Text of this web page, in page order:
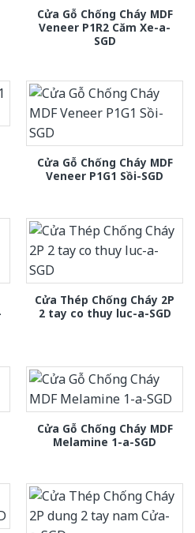
Cửa Gỗ Chống Cháy MDF
Veneer P1R2 Căm Xe-a-
SGD
Cửa Gỗ Chống Cháy MDF
Veneer P1G1 Sồi-SGD
Cửa Thép Chống Cháy 2P
2 tay co thuy luc-a-SGD
Cửa Gỗ Chống Cháy MDF
Melamine 1-a-SGD